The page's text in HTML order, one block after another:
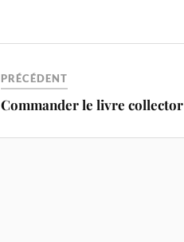
PRÉCÉDENT
Commander le livre collector